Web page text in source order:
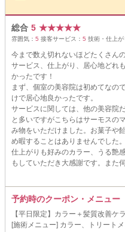
総合 5 ★★★★★
雰囲気： 5 接客サービス： 5 技術・仕上が
今まで数え切れないほどたくさん
サービス、仕上がり、居心地どれ
かったです！
まず、個室の美容院は初めてなの
けで居心地良かったです。
サービスに関しては、他の美容院
と多いですがこちらはサーモスの
み物をいただけました。お菓子や
め暇することはありませんでした。
仕上がりも好みのカラー、うる艶
もしていただき大感謝です。また
予約時のクーポン・メニュー
【平日限定】カラー＋髪質改善
[施術メニュー] カラー、トリートメ